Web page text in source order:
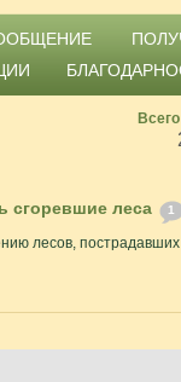
сгоревшие леса 1
лесов,